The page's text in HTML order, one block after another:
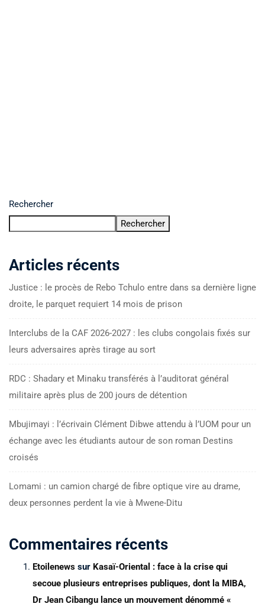
Rechercher
Rechercher
Articles récents
Justice : le procès de Rebo Tchulo entre dans sa dernière ligne
droite, le parquet requiert 14 mois de prison
Interclubs de la CAF 2026-2027 : les clubs congolais fixés sur
leurs adversaires après tirage au sort
RDC : Shadary et Minaku transférés à l’auditorat général
militaire après plus de 200 jours de détention
Mbujimayi : l’écrivain Clément Dibwe attendu à l’UOM pour un
échange avec les étudiants autour de son roman Destins
croisés
Lomami : un camion chargé de fibre optique vire au drame,
deux personnes perdent la vie à Mwene-Ditu
Commentaires récents
Etoilenews sur Kasaï-Oriental : face à la crise qui
secoue plusieurs entreprises publiques, dont la MIBA,
Dr Jean Cibangu lance un mouvement dénommé «